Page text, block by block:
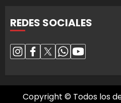
REDES SOCIALES
Copyright © Todos los